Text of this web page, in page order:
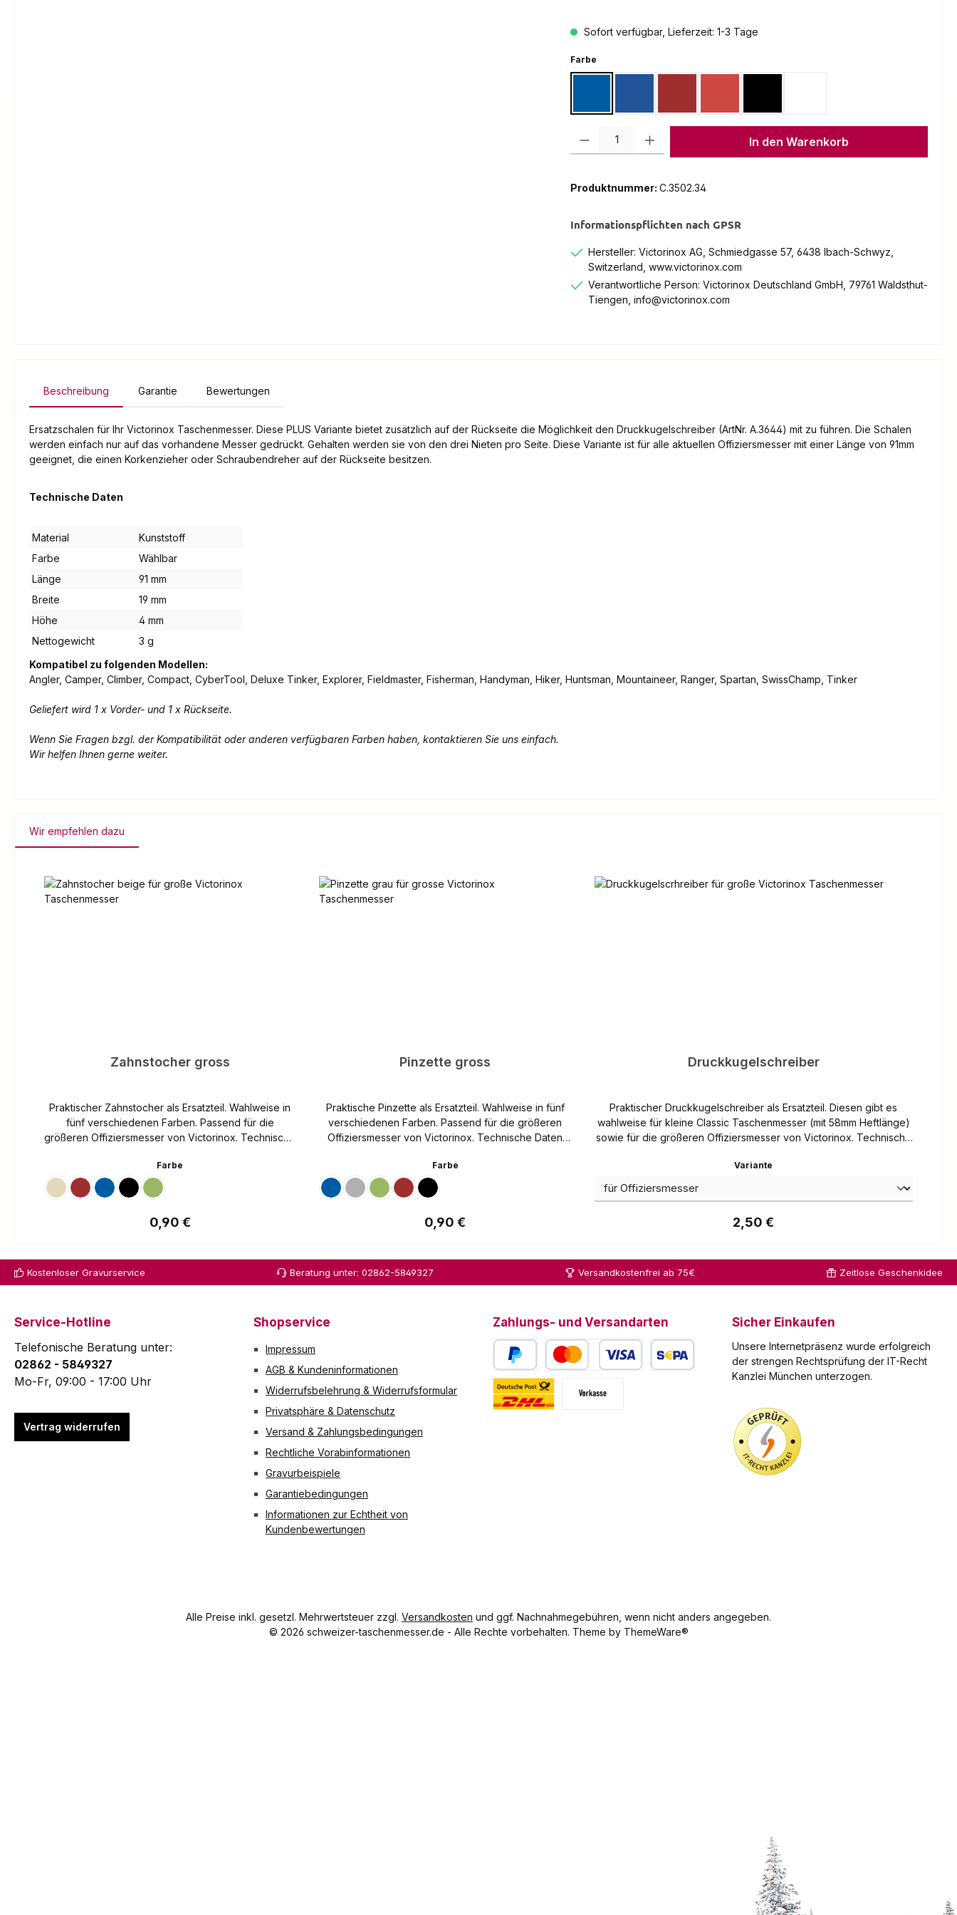
Sofort verfügbar, Lieferzeit: 1-3 Tage
Farbeauswählen
Produkt Anzahl: Gib den gewünschten Wert ein oder benutze die Schaltflächen
In den Warenkorb
Produktnummer: C.3502.34
Informationspflichten nach GPSR
Hersteller: Victorinox AG, Schmiedgasse 57, 6438 Ibach-Schwyz,
Switzerland, www.victorinox.com
Verantwortliche Person: Victorinox Deutschland GmbH, 79761 Waldsthut-
Tiengen, info@victorinox.com
Beschreibung Garantie Bewertungen
Ersatzschalen für Ihr Victorinox Taschenmesser. Diese PLUS Variante bietet zusätzlich auf der Rückseite die Möglichkeit den Druckkugelschreiber (ArtNr. A.3644) mit zu führen. Die Schalen
werden einfach nur auf das vorhandene Messer gedrückt. Gehalten werden sie von den drei Nieten pro Seite. Diese Variante ist für alle aktuellen Offiziersmesser mit einer Länge von 91mm
geeignet, die einen Korkenzieher oder Schraubendreher auf der Rückseite besitzen.
Technische Daten
Material
Kunststoff
Farbe
Wählbar
Länge
91 mm
Breite
19 mm
Höhe
4 mm
Nettogewicht
3 g
Kompatibel zu folgenden Modellen:
Angler, Camper, Climber, Compact, CyberTool, Deluxe Tinker, Explorer, Fieldmaster, Fisherman, Handyman, Hiker, Huntsman, Mountaineer, Ranger, Spartan, SwissChamp, Tinker
Geliefert wird 1 x Vorder- und 1 x Rückseite.
Wenn Sie Fragen bzgl. der Kompatibilität oder anderen verfügbaren Farben haben, kontaktieren Sie uns einfach.
Wir helfen Ihnen gerne weiter.
Wir empfehlen dazu
Zahnstocher gross
Praktischer Zahnstocher als Ersatzteil. Wahlweise in
fünf verschiedenen Farben. Passend für die
größeren Offiziersmesser von Victorinox. Technische
mm Gewicht 0,2 g
Farbe
BeigeRot Blau Schwarz
Grün
Regulärer Preis:
0,90 €
Pinzette gross
Praktische Pinzette als Ersatzteil. Wahlweise in fünf
verschiedenen Farben. Passend für die größeren
Offiziersmesser von Victorinox. Technische Daten
Gewicht 0,8 g
Farbeauswählen
Blau GrauGrünRot Schwarz
Regulärer Preis:
0,90 €
Druckkugelschreiber
Praktischer Druckkugelschreiber als Ersatzteil. Diesen gibt es
wahlweise für kleine Classic Taschenmesser (mit 58mm Heftlänge)
sowie für die größeren Offiziersmesser von Victorinox. Technische
Gewicht 0,05 g
Variante
Regulärer Preis:
2,50 €
Kostenloser Gravurservice Beratung unter: 02862-5849327 Versandkostenfrei ab 75€ Zeitlose Geschenkidee
Service-Hotline
Telefonische Beratung unter:
02862 - 5849327
Mo-Fr, 09:00 - 17:00 Uhr
Vertrag widerrufen
Shopservice
Impressum
AGB & Kundeninformationen
Widerrufsbelehrung & Widerrufsformular
Privatsphäre & Datenschutz
Versand & Zahlungsbedingungen
Rechtliche Vorabinformationen
Gravurbeispiele
Garantiebedingungen
Informationen zur Echtheit von
Kundenbewertungen
Zahlungs- und Versandarten
PayPal Kredit- oder Debitkarte
Sicher Einkaufen
Unsere Internetpräsenz wurde erfolgreich
der strengen Rechtsprüfung der IT-Recht
Kanzlei München unterzogen.
Alle Preise inkl. gesetzl. Mehrwertsteuer zzgl. Versandkosten und ggf. Nachnahmegebühren, wenn nicht anders angegeben.
© 2026 schweizer-taschenmesser.de - Alle Rechte vorbehalten. Theme by ThemeWare®